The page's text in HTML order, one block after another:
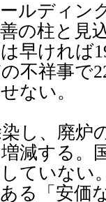
ルディン
の柱と見
早ければ
不祥事で
ない。
し、廃炉
減する。
ていない
る「安価